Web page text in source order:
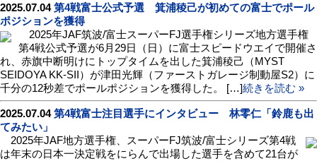
2025.07.04第4戦富士公式予選 箕浦稜己が初めての富士でポール
ポジションを獲得
2025年JAF筑波/富士スーパーFJ選手権シリーズ地方選手権
第4戦公式予選が6月29日（日）に富士スピードウエイで開催さ
れ、赤旗中断明けにトップタイムを出した箕浦稜己（MYST
SEIDOYA KK-SII）が津田光輝（ファーストガレージ制動屋S2）に
千分の12秒差でポールポジションを獲得した。 […]続きを読む »
2025.07.04第4戦富士注目選手にインタビュー 林零仁「鈴鹿も出
てみたい」
2025年JAF地方選手権、スーパーFJ筑波/富士シリーズ第4戦
は年末の日本一決定戦をにらんで出場した選手を含めて21台が